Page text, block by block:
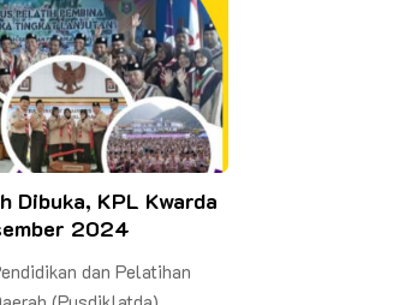
Dibuka, KPL Kwarda
2024
dan Pelatihan